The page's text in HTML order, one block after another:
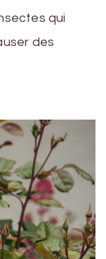
qui
des